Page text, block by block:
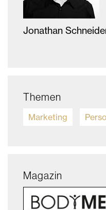
Jonathan
Themen
Marketing
Magazin